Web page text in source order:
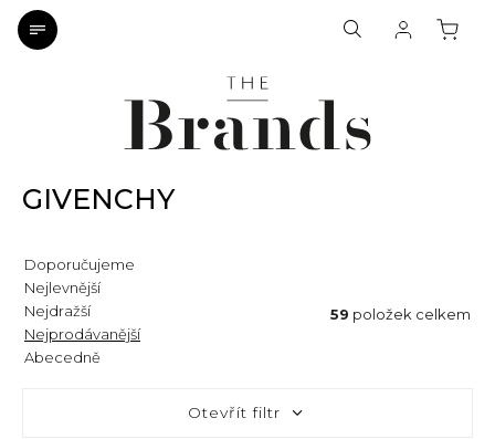
GIVENCHY
Doporučujeme
Nejlevnější
Nejdražší
Nejprodávanější
Abecedně
59 položek celkem
Otevřít filtr